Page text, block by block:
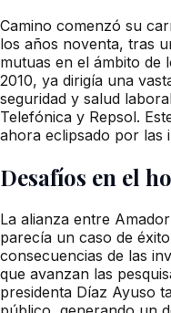
Camino comenzó su
los años noventa, tras
mutuas en el ámbito de
2010, ya dirigía una
seguridad y salud
Telefónica y Repsol.
ahora eclipsado por las
Desafíos en el
La alianza entre
parecía un caso de
consecuencias de las
que avanzan las
presidenta Díaz Ayuso